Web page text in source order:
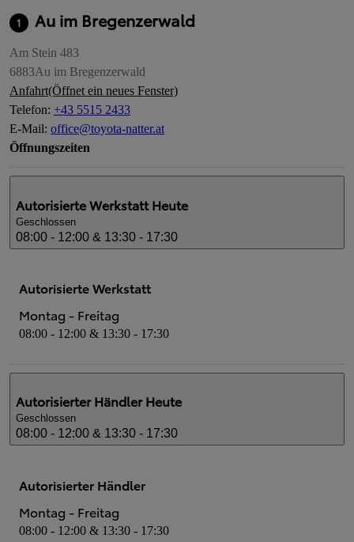
1 Au im Bregenzerwald
Am Stein 483
6883Au im Bregenzerwald
Anfahrt(Öffnet ein neues Fenster)
Telefon: +43 5515 2433
E-Mail: office@toyota-natter.at
Öffnungszeiten
Autorisierte Werkstatt Heute
Geschlossen
08:00 - 12:00 & 13:30 - 17:30
Autorisierte Werkstatt
Montag - Freitag
08:00 - 12:00 & 13:30 - 17:30
Autorisierter Händler Heute
Geschlossen
08:00 - 12:00 & 13:30 - 17:30
Autorisierter Händler
Montag - Freitag
08:00 - 12:00 & 13:30 - 17:30